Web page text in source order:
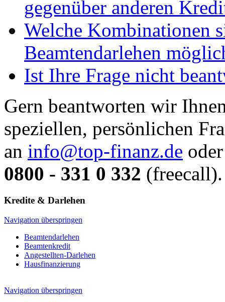
gegenüber anderen
Welche Kombinationen
Beamtendarlehen
Ist Ihre Frage nicht
Gern beantworten wir
speziellen, persönlichen
an info@top-finanz.de
0800 - 331 0 332 (freecall).
Kredite & Darlehen
Navigation überspringen
Beamtendarlehen
Beamtenkredit
Angestellten-Darlehen
Hausfinanzierung
Navigation überspringen